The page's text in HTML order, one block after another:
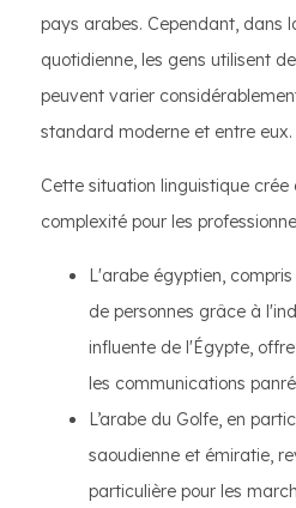
pays arabes. Cependant, dans
quotidienne, les gens utilisent
peuvent varier
standard moderne et entre eux.
Cette situation linguistique
complexité pour les
L'arabe égyptien,
de personnes grâce à
influente de l'Égypte,
les communications
L’arabe du Golfe, en
saoudienne et émiratie,
particulière pour les